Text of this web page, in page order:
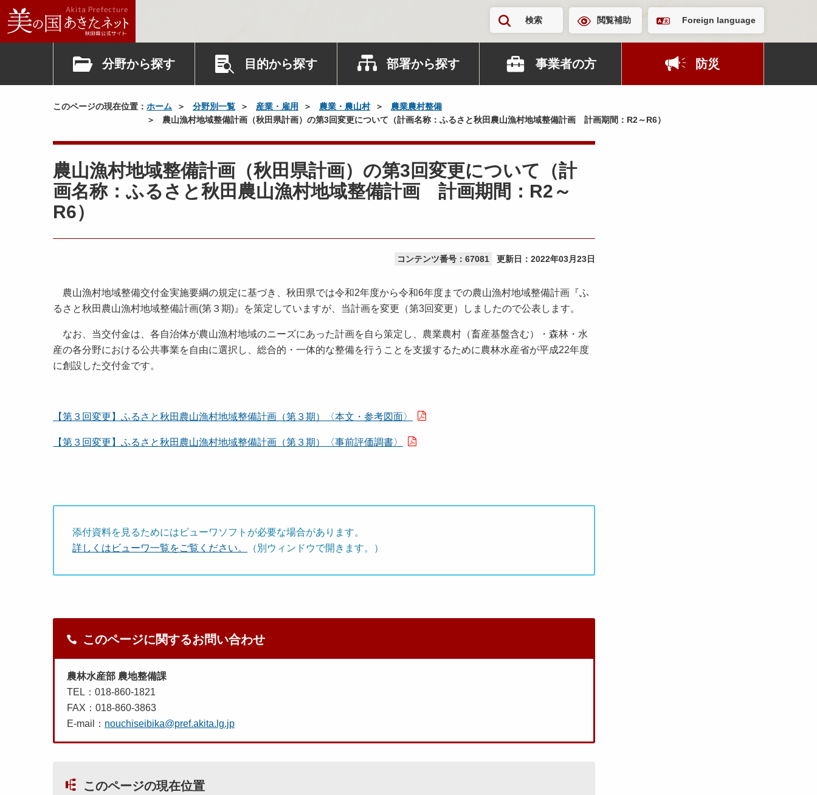
検索 閲覧補助 Foreign language
分野から探す 目的から探す 部署から探す 事業者の方 防災
このページの現在位置： ホーム 分野別一覧 産業・雇用 農業・農山村
農業農村整備
農山漁村地域整備計画（秋田県計画）の第3回変更について（計画名称：ふるさと秋田農山漁村地域整備計画 計画期間：R2～R6）
農山漁村地域整備計画（秋田県計画）の第3回変更について（計
画名称：ふるさと秋田農山漁村地域整備計画 計画期間：R2～
R6）
コンテンツ番号：67081 更新日： 2022年03月23日
農山漁村地域整備交付金実施要綱の規定に基づき、秋田県では令和2年度から令和6年度までの農山漁村地域整備計画『ふ
るさと秋田農山漁村地域整備計画(第３期)』を策定していますが、当計画を変更（第3回変更）しましたので公表します。
なお、当交付金は、各自治体が農山漁村地域のニーズにあった計画を自ら策定し、農業農村（畜産基盤含む）・森林・水
産の各分野における公共事業を自由に選択し、総合的・一体的な整備を行うことを支援するために農林水産省が平成22年度
に創設した交付金です。
【第３回変更】ふるさと秋田農山漁村地域整備計画（第３期）〈本文・参考図面〉
【第３回変更】ふるさと秋田農山漁村地域整備計画（第３期）〈事前評価調書〉
添付資料を見るためにはビューワソフトが必要な場合があります。
詳しくはビューワ一覧をご覧ください。
（別ウィンドウで開きます。）
このページに関するお問い合わせ
農林水産部 農地整備課
TEL：018-860-1821
FAX：018-860-3863
E-mail： nouchiseibika@pref.akita.lg.jp
このページの現在位置